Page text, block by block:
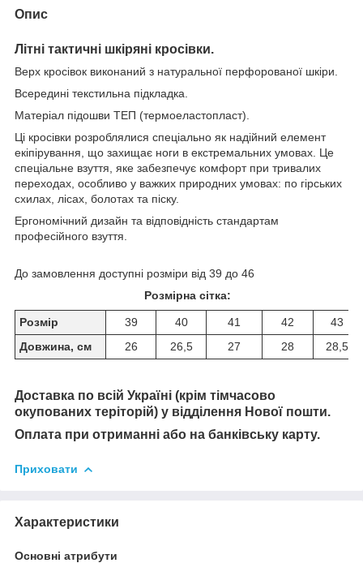
Опис
Літні тактичні шкіряні кросівки.
Верх кросівок виконаний з натуральної перфорованої шкіри.
Всередині текстильна підкладка.
Матеріал підошви ТЕП (термоеластопласт).
Ці кросівки розроблялися спеціально як надійний елемент
екіпірування, що захищає ноги в екстремальних умовах. Це
спеціальне взуття, яке забезпечує комфорт при тривалих
переходах, особливо у важких природних умовах: по гірських
схилах, лісах, болотах та піску.
Ергономічний дизайн та відповідність стандартам
професійного взуття.
До замовлення доступні розміри від 39 до 46
Розмірна сітка:
Розмір 39 40 41 42
43
Довжина, см
26 26,5 27 28 28,5
Доставка по всій Україні (крім тімчасово
окупованих теріторій) у відділення Нової пошти.
Оплата при отриманні або на банківську карту.
Приховати
Характеристики
Основні атрибути